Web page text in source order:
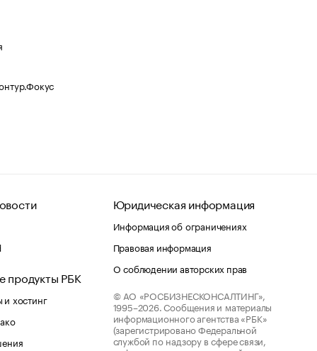
продукты РБК
хостинг
Юридическая информация
Информация об ограничениях
Правовая информация
О соблюдении авторских прав
© АО «РОСБИЗНЕСКОНСАЛТИНГ»,
1995–2026. Сообщения и материалы
информационного агентства «РБК»
(зарегистрировано Федеральной
службой по надзору в сфере связи,